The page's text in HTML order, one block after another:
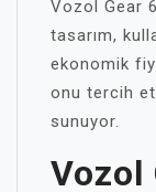
Vozol Gear
tasarım,
ekonomik
onu tercih
sunuyor.
Vozol